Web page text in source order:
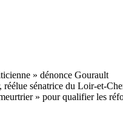
sénatrice du Loir-et-
» pour qualifier les